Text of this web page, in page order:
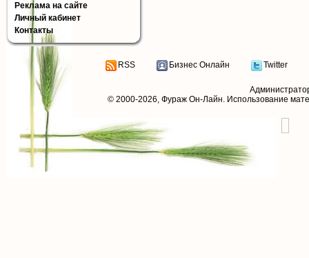
Реклама на сайте
Личный кабинет
Контакты
RSS Бизнес Онлайн Twitter
© 2000-2026, Фураж Он-Лайн. Использование